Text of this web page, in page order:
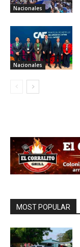
Nacionales
Nacionales
MOST POPULAR